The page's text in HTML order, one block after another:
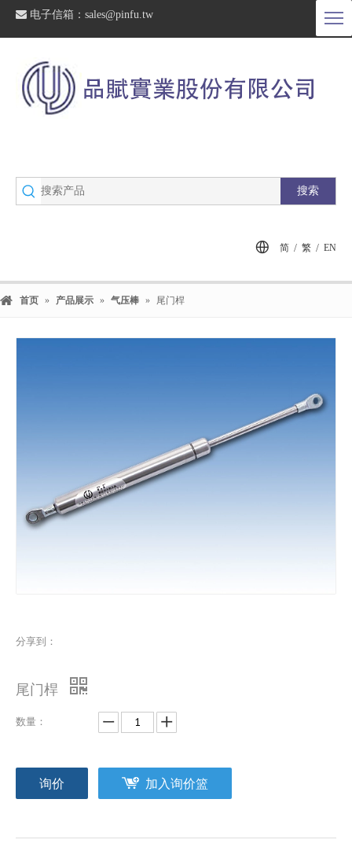
 电子信箱： sales@pinfu.tw
搜索
简 / 繁 / EN
首页 » 产品展示 » 气压棒 » 尾门桿
分享到：
尾门桿
数量：
询价 加入询价篮